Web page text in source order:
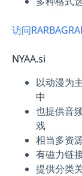
访问RARBAG
NYAA.si
以动漫为
中
也提供音
戏
相当多资
有磁力链
提供分类